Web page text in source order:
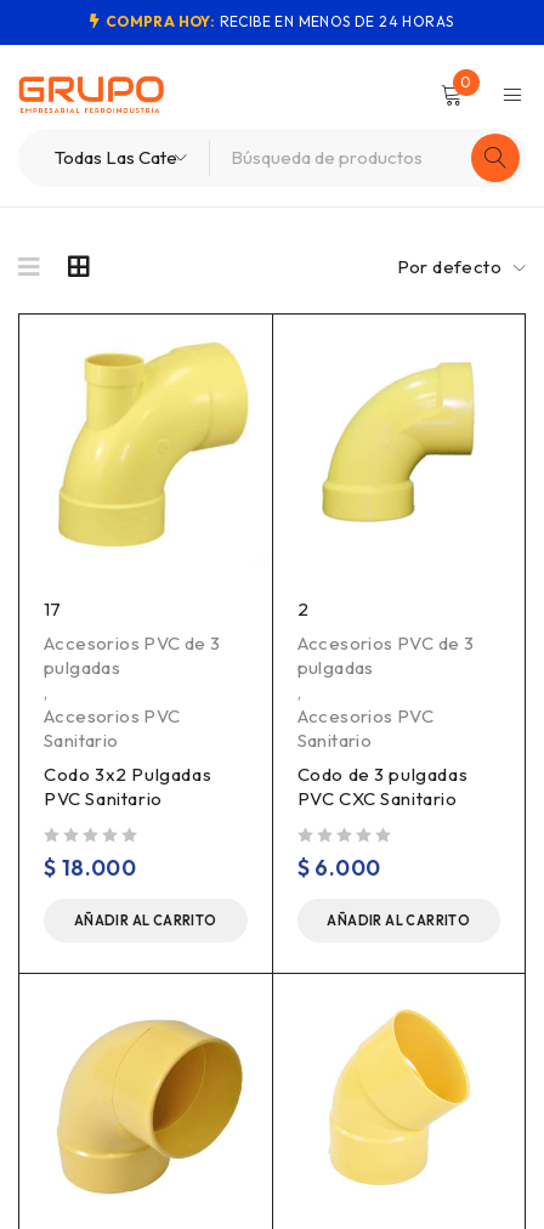
COMPRA HOY: RECIBE EN MENOS DE 24 HORAS
0
Por defecto
17
Accesorios PVC de 3
pulgadas
Accesorios PVC
Sanitario
Codo 3x2 Pulgadas
PVC Sanitario
$ 18.000
AÑADIR AL CARRITO
2
Accesorios PVC de 3
pulgadas
Accesorios PVC
Sanitario
Codo de 3 pulgadas
PVC CXC Sanitario
$6.000
AÑADIR AL CARRITO